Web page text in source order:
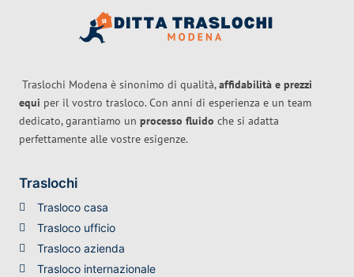
Traslochi Modena è sinonimo di qualità,affidabilità e prezzi
equi per il vostro trasloco. Con anni di esperienza e un team
dedicato, garantiamo un processo fluido che si adatta
perfettamente alle vostre esigenze.
Traslochi
Trasloco casa
Trasloco ufficio
Trasloco azienda
Trasloco internazionale